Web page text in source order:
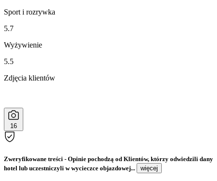
Sport i rozrywka
5.7
Wyżywienie
5.5
Zdjęcia klientów
16
Zweryfikowane treści - Opinie pochodzą od Klientów, którzy odwiedzili dany
hotel lub uczestniczyli w wycieczce objazdowej...
więcej